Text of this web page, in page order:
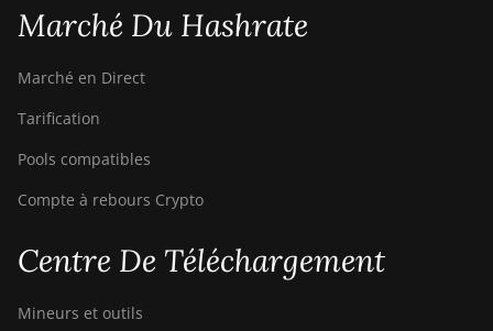
Bitdeer SealMiner A2 Hyd
Bitdeer SealMiner A3 Hydro
Bitdeer SealMiner A3 Pro Air
Bitdeer SealMiner A3 Pro
Hydro
Bitdeer SealMiner A4 Pro Air
Marché Du Hashrate
Marché en Direct
Tarification
Pools compatibles
Compte à rebours Crypto
Centre De Téléchargement
Mineurs et outils